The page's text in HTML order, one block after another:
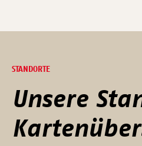
STANDORTE
Unsere